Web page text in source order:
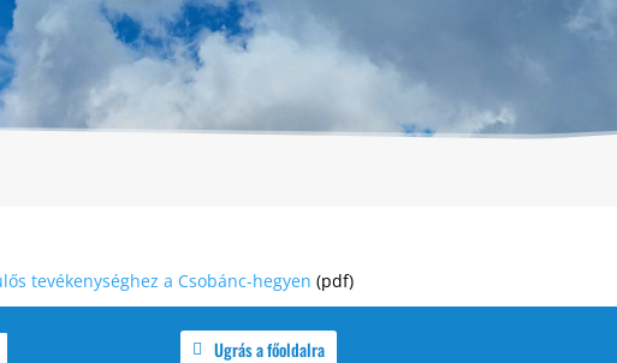
tevékenységhez a Csobánc-hegyen (pdf)
Ugrás a főoldalra